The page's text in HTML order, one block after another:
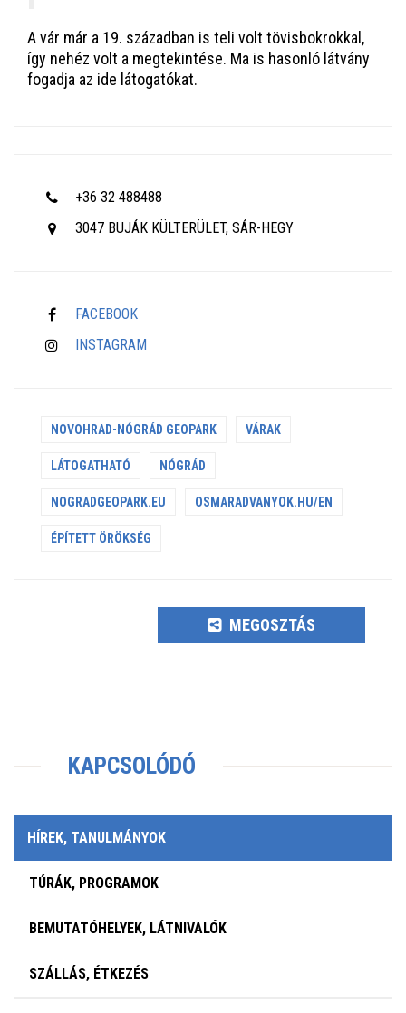
A vár már a 19. században is teli volt tövisbokrokkal,
így nehéz volt a megtekintése. Ma is hasonló látvány
fogadja az ide látogatókat.
+36 32 488488
3047 BUJÁK KÜLTERÜLET, SÁR-HEGY
FACEBOOK
INSTAGRAM
NOVOHRAD-NÓGRÁD GEOPARK VÁRAK
LÁTOGATHATÓ NÓGRÁD
NOGRADGEOPARK.EU OSMARADVANYOK.HU/EN
ÉPÍTETT ÖRÖKSÉG
MEGOSZTÁS
KAPCSOLÓDÓ
HÍREK, TANULMÁNYOK
TÚRÁK, PROGRAMOK
BEMUTATÓHELYEK, LÁTNIVALÓK
SZÁLLÁS, ÉTKEZÉS